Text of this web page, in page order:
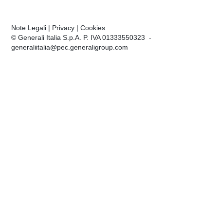
Note Legali | Privacy | Cookies
© Generali Italia S.p.A. P. IVA 01333550323 -
generaliitalia@pec.generaligroup.com